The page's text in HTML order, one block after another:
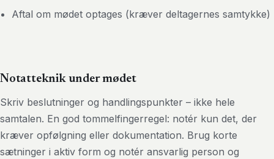
Aftal om mødet optages (kræver deltagernes samtykke)
Notatteknik under mødet
Skriv beslutninger og handlingspunkter – ikke hele
samtalen. En god tommelfingerregel: notér kun det, der
kræver opfølgning eller dokumentation. Brug korte
sætninger i aktiv form og notér ansvarlig person og